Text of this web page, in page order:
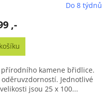
Do 8 týdnů
,-
kamene břidlice.
Jednotlivé
jsou 25 x 100...